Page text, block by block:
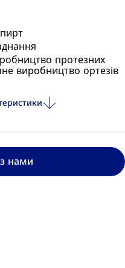
під час процесу
протезних
виробництво ортезів
з нами